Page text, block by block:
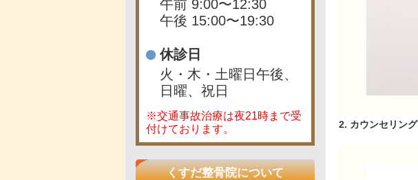
2. カウンセリング
午前 9:00〜12:30
午後 15:00〜19:30
休診日
火・木・土曜日午後、
日曜、祝日
※交通事故治療は夜21時まで受
付けております。
くすだ整骨院について